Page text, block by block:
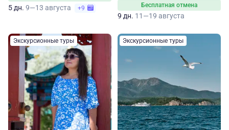
5 дн. 9—13 августа +9 Бесплатная отмена
9 дн. 11—19 августа
Экскурсионные туры Экскурсионные туры